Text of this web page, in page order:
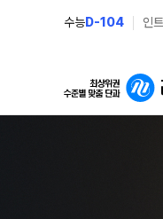
수능D-104 인